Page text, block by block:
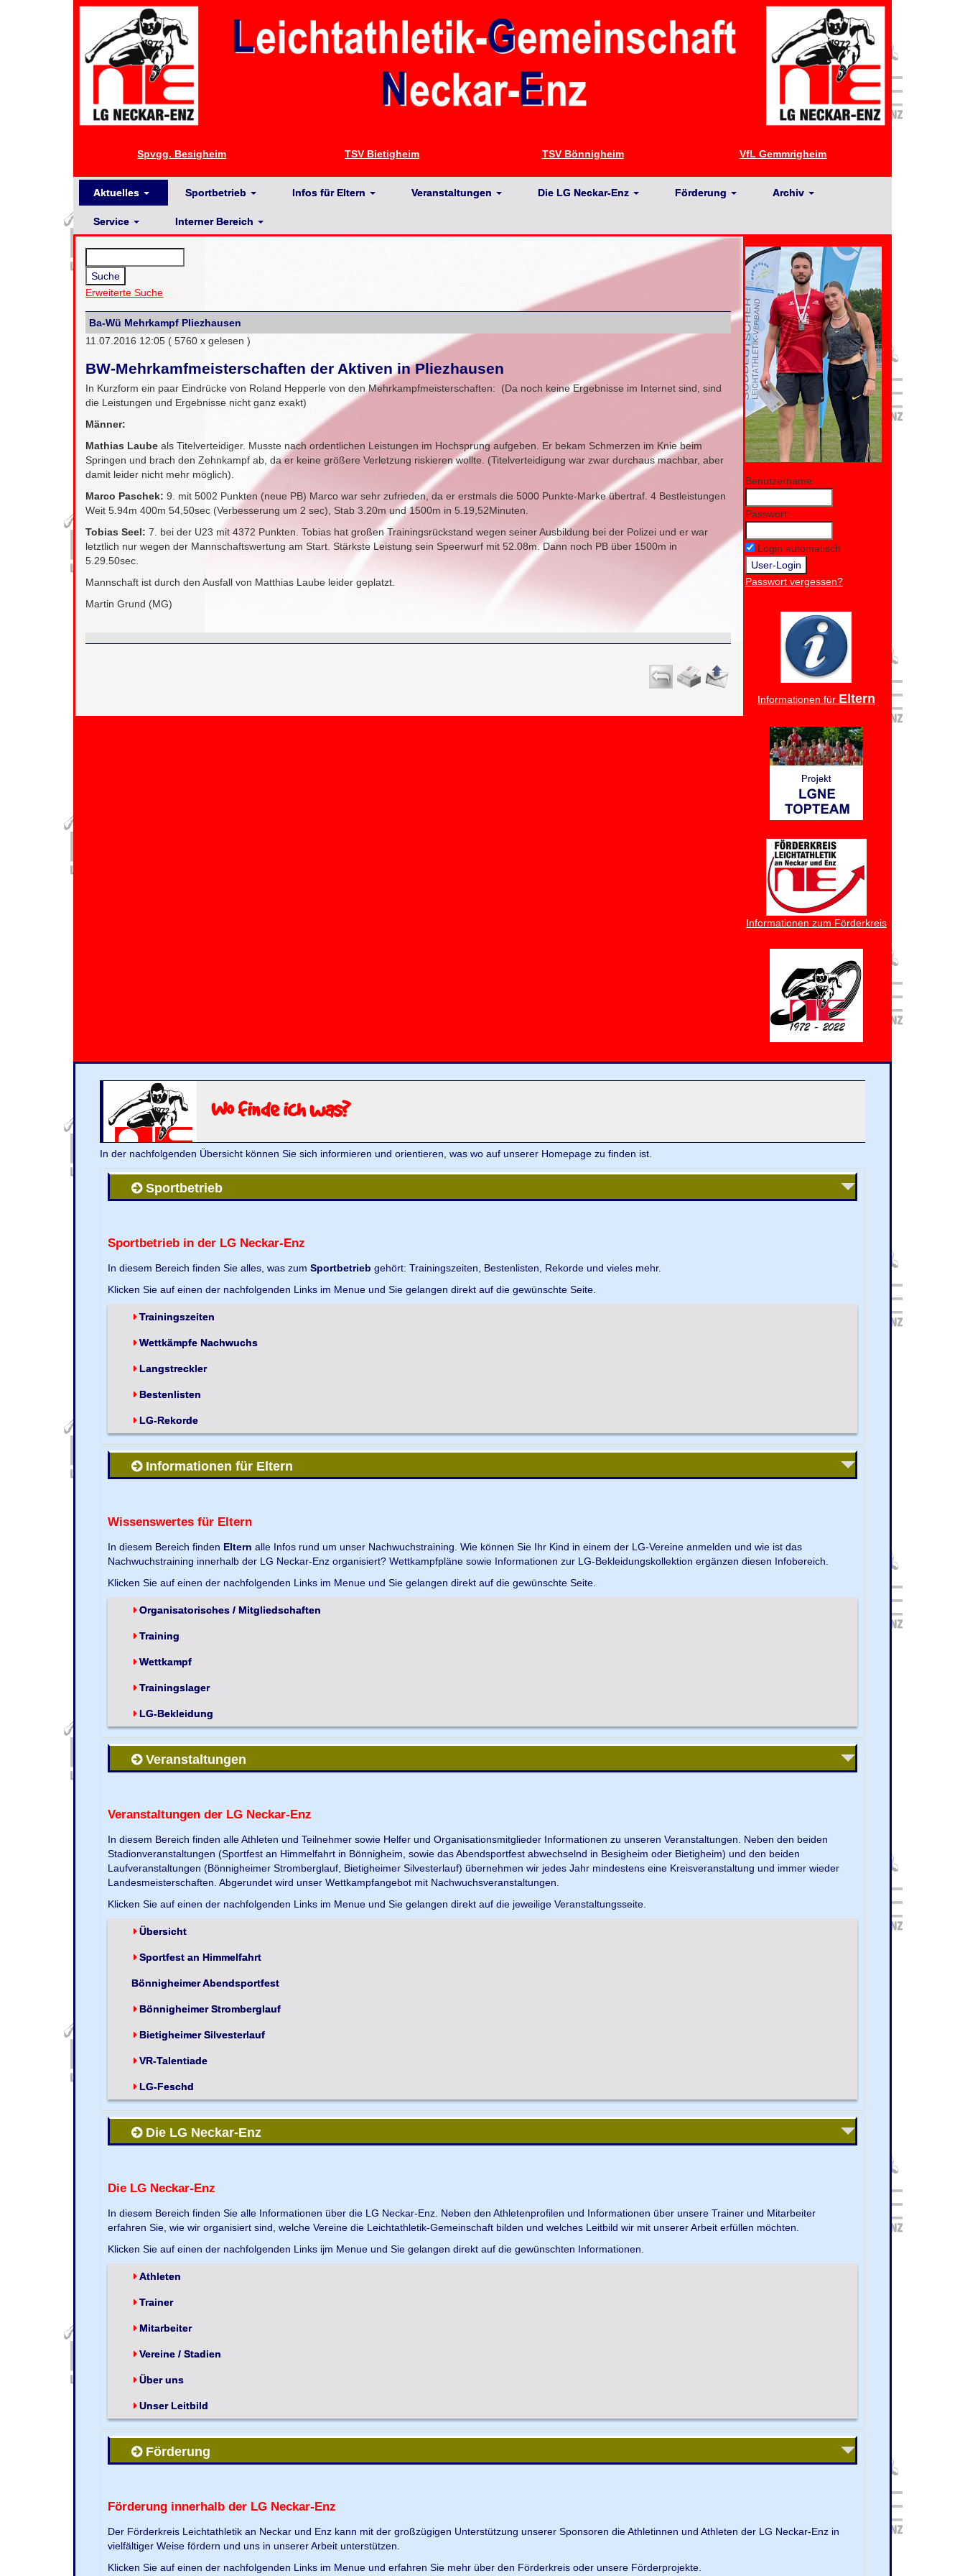
Spvgg. Besigheim TSV Bietigheim TSV Bönnigheim VfL Gemmrigheim
Aktuelles Sportbetrieb Infos für Eltern Veranstaltungen Die LG Neckar-Enz Förderung Archiv
Service Interner Bereich
Erweiterte Suche
Ba-Wü Mehrkampf Pliezhausen
11.07.2016 12:05 ( 5760 x gelesen )
BW-Mehrkamfmeisterschaften der Aktiven in Pliezhausen
In Kurzform ein paar Eindrücke von Roland Hepperle von den Mehrkampfmeisterschaften: (Da noch keine Ergebnisse im Internet sind, sind
die Leistungen und Ergebnisse nicht ganz exakt)
Männer:
Mathias Laube als Titelverteidiger. Musste nach ordentlichen Leistungen im Hochsprung aufgeben. Er bekam Schmerzen im Knie beim
Springen und brach den Zehnkampf ab, da er keine größere Verletzung riskieren wollte. (Titelverteidigung war zwar durchaus machbar, aber
damit leider nicht mehr möglich).
Marco Paschek: 9. mit 5002 Punkten (neue PB) Marco war sehr zufrieden, da er erstmals die 5000 Punkte-Marke übertraf. 4 Bestleistungen
Weit 5.94m 400m 54,50sec (Verbesserung um 2 sec), Stab 3.20m und 1500m in 5.19,52Minuten.
Tobias Seel: 7. bei der U23 mit 4372 Punkten. Tobias hat großen Trainingsrückstand wegen seiner Ausbildung bei der Polizei und er war
letztlich nur wegen der Mannschaftswertung am Start. Stärkste Leistung sein Speerwurf mit 52.08m. Dann noch PB über 1500m in
5.29.50sec.
Mannschaft ist durch den Ausfall von Matthias Laube leider geplatzt.
Martin Grund (MG)
Benutzername:
Passwort:
Login automatisch
Passwort vergessen?
Informationen für Eltern
Informationen zum Förderkreis
Wo finde ich was?
In der nachfolgenden Übersicht können Sie sich informieren und orientieren, was wo auf unserer Homepage zu finden ist.
Sportbetrieb
Sportbetrieb in der LG Neckar-Enz
In diesem Bereich finden Sie alles, was zumSportbetrieb gehört: Trainingszeiten, Bestenlisten, Rekorde und vieles mehr.
Klicken Sie auf einen der nachfolgenden Links im Menue und Sie gelangen direkt auf die gewünschte Seite.
Trainingszeiten
Wettkämpfe Nachwuchs
Langstreckler
Bestenlisten
LG-Rekorde
Informationen für Eltern
Wissenswertes für Eltern
In diesem Bereich finden Eltern alle Infos rund um unser Nachwuchstraining. Wie können Sie Ihr Kind in einem der LG-Vereine anmelden und wie ist das
Nachwuchstraining innerhalb der LG Neckar-Enz organisiert? Wettkampfpläne sowie Informationen zur LG-Bekleidungskollektion ergänzen diesen Infobereich.
Klicken Sie auf einen der nachfolgenden Links im Menue und Sie gelangen direkt auf die gewünschte Seite.
Organisatorisches / Mitgliedschaften
Training
Wettkampf
Trainingslager
LG-Bekleidung
Veranstaltungen
Veranstaltungen der LG Neckar-Enz
In diesem Bereich finden alle Athleten und Teilnehmer sowie Helfer und Organisationsmitglieder Informationen zu unseren Veranstaltungen. Neben den beiden
Stadionveranstaltungen (Sportfest an Himmelfahrt in Bönnigheim, sowie das Abendsportfest abwechselnd in Besigheim oder Bietigheim) und den beiden
Laufveranstaltungen (Bönnigheimer Stromberglauf, Bietigheimer Silvesterlauf) übernehmen wir jedes Jahr mindestens eine Kreisveranstaltung und immer wieder
Landesmeisterschaften. Abgerundet wird unser Wettkampfangebot mit Nachwuchsveranstaltungen.
Klicken Sie auf einen der nachfolgenden Links im Menue und Sie gelangen direkt auf die jeweilige Veranstaltungsseite.
Übersicht
Sportfest an Himmelfahrt
Bönnigheimer Abendsportfest
Bönnigheimer Stromberglauf
Bietigheimer Silvesterlauf
VR-Talentiade
LG-Feschd
Die LG Neckar-Enz
Die LG Neckar-Enz
In diesem Bereich finden Sie alle Informationen über die LG Neckar-Enz. Neben den Athletenprofilen und Informationen über unsere Trainer und Mitarbeiter
erfahren Sie, wie wir organisiert sind, welche Vereine die Leichtathletik-Gemeinschaft bilden und welches Leitbild wir mit unserer Arbeit erfüllen möchten.
Klicken Sie auf einen der nachfolgenden Links ijm Menue und Sie gelangen direkt auf die gewünschten Informationen.
Athleten
Trainer
Mitarbeiter
Vereine / Stadien
Über uns
Unser Leitbild
Förderung
Förderung innerhalb der LG Neckar-Enz
Der Förderkreis Leichtathletik an Neckar und Enz kann mit der großzügigen Unterstützung unserer Sponsoren die Athletinnen und Athleten der LG Neckar-Enz in
vielfältiger Weise fördern und uns in unserer Arbeit unterstützen.
Klicken Sie auf einen der nachfolgenden Links im Menue und erfahren Sie mehr über den Förderkreis oder unsere Förderprojekte.